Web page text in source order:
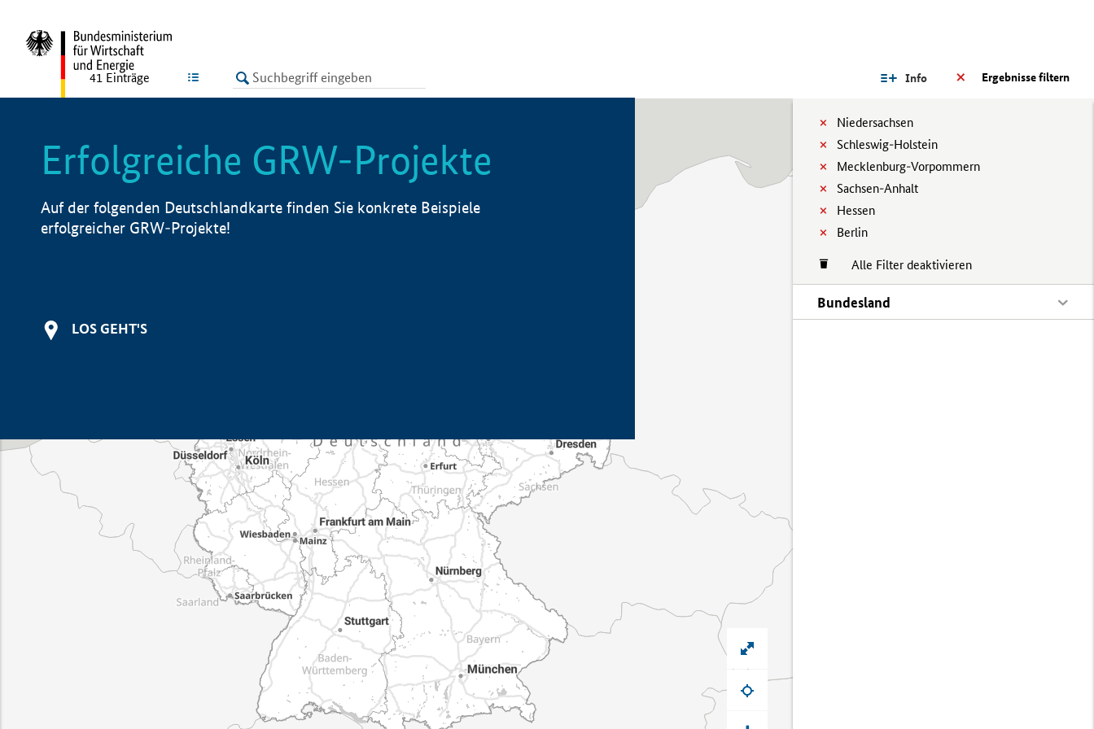
LISTE Ergebnisse filtern
Info
Niedersachsen
Schleswig-Holstein
Mecklenburg-Vorpommern
Sachsen-Anhalt
Hessen
Berlin
Alle Filter deaktivieren
Bundesland
41 Einträge
Erfolgreiche GRW-Projekte
Auf der folgenden Deutschlandkarte finden Sie konkrete Beispiele
erfolgreicher GRW-Projekte!
LOS GEHT'S